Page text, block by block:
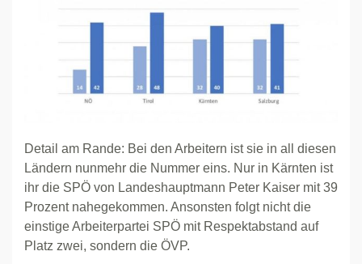
Detail am Rande: Bei den Arbeitern ist sie in all diesen
Ländern nunmehr die Nummer eins. Nur in Kärnten ist
ihr die SPÖ von Landeshauptmann Peter Kaiser mit 39
Prozent nahegekommen. Ansonsten folgt nicht die
einstige Arbeiterpartei SPÖ mit Respektabstand auf
Platz zwei, sondern die ÖVP.